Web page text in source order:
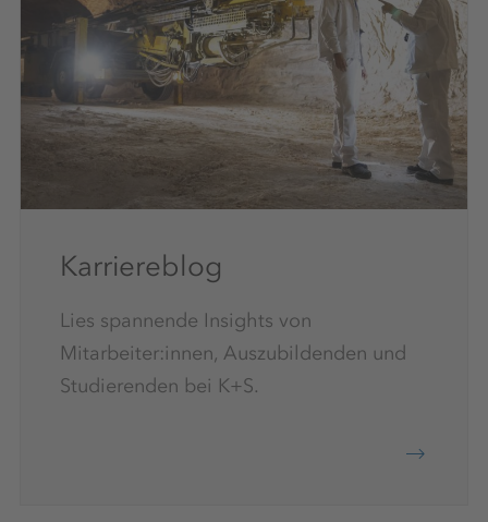
Karriereblog
Lies spannende Insights von
Mitarbeiter:innen, Auszubildenden und
Studierenden bei K+S.